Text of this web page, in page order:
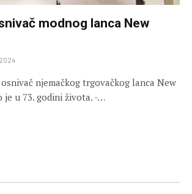
modnog lanca New
njemačkog trgovačkog lanca New
je u 73. godini života. -…